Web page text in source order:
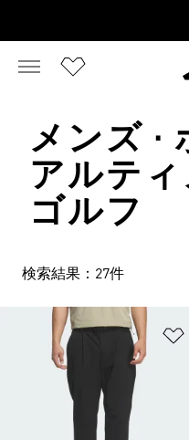
メンズ ·
アルティ
ゴルフ
検索結果：27件